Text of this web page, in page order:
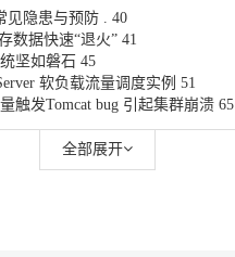
见隐患与预防 . 40
数据快速“退火” 41
坚如磐石 45
软负载流量调度实例 51
触发Tomcat bug 引起集群崩溃 65
执行计划 81
连接池调优 102
全部展开